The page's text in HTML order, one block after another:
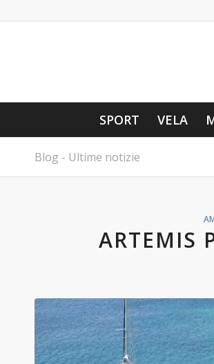
SPORT VELA
Blog - Ultime notizie
ARTEMIS